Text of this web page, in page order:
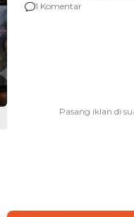
Kena hingga 75% PKB
1 Komentar